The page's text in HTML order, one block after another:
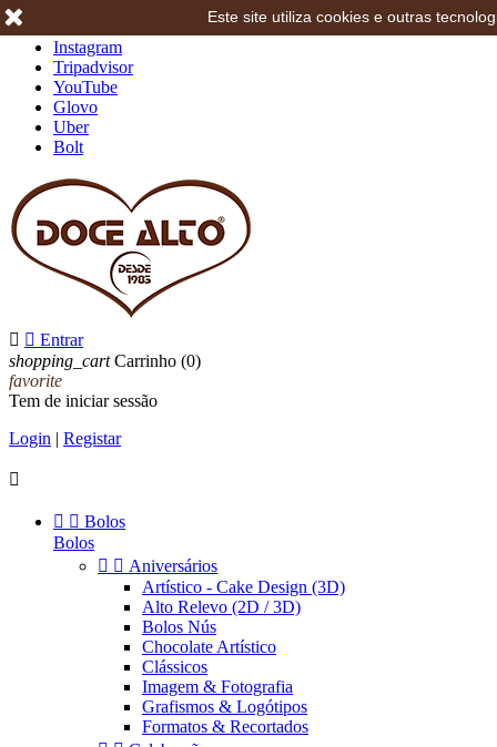
Instagram
Tripadvisor
YouTube
Glovo
Uber
Bolt
  Entrar
shopping_cart Carrinho (0)
favorite
Tem de iniciar sessão
Login | Registar

  Bolos
Bolos
  Aniversários
Artístico - Cake Design (3D)
Alto Relevo (2D / 3D)
Bolos Nús
Chocolate Artístico
Clássicos
Imagem & Fotografia
Grafismos & Logótipos
Formatos & Recortados
Este site utiliza cookies e outras